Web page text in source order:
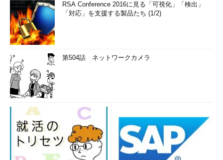
RSA Conference 2016に見る「可視化」「検出」
「対応」を支援する製品たち (1/2)
第504話 ネットワークカメラ